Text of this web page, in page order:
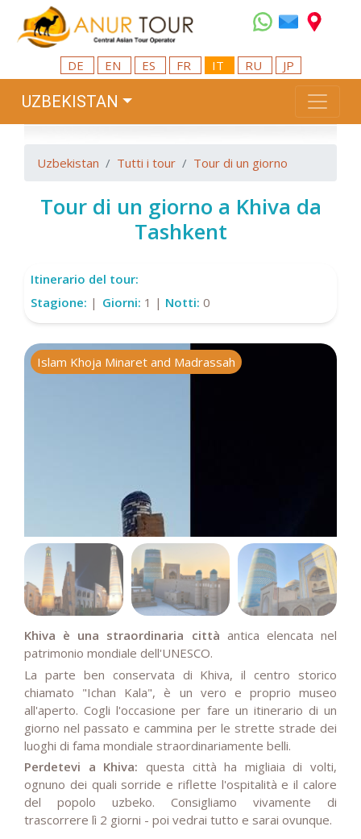
DE EN ES FR IT RU JP
UZBEKISTAN
Uzbekistan Tutti i tour Tour di un giorno
Tour di un giorno a Khiva da
Tashkent
Itinerario del tour:
Stagione: | Giorni: 1 | Notti: 0
Islam Khoja Minaret and Madrassah
Khiva è una straordinaria città antica elencata nel
patrimonio mondiale dell'UNESCO.
La parte ben conservata di Khiva, il centro storico
chiamato "Ichan Kala", è un vero e proprio museo
all'aperto. Cogli l'occasione per fare un itinerario di un
giorno nel passato e cammina per le strette strade dei
luoghi di fama mondiale straordinariamente belli.
Perdetevi a Khiva: questa città ha migliaia di volti,
ognuno dei quali sorride e riflette l'ospitalità e il calore
del popolo uzbeko. Consigliamo vivamente di
trascorrere lì 2 giorni - poi vedrai tutto e sarai ovunque.